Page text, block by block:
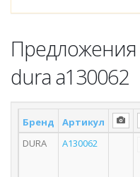
Предложения
dura a130062
Бренд Артикул
DURA
A130062